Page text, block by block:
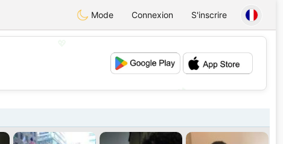
Mode Connexion S'inscrire